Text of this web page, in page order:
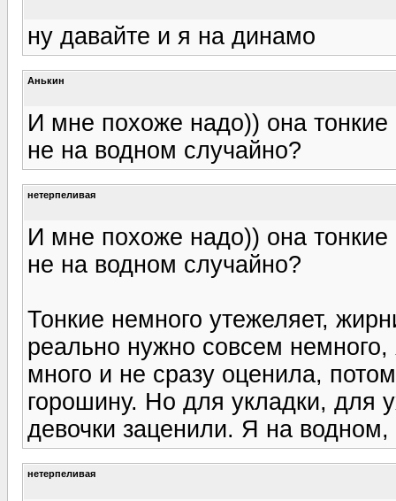
ну давайте и я на динамо
Анькин
И мне похоже надо)) она
не на водном случайно?
нетерпеливая
И мне похоже надо)) она
не на водном случайно?
Тонкие немного утежеляет,
реально нужно совсем
много и не сразу оценила,
горошину. Но для укладки, для
девочки заценили. Я на водном,
нетерпеливая